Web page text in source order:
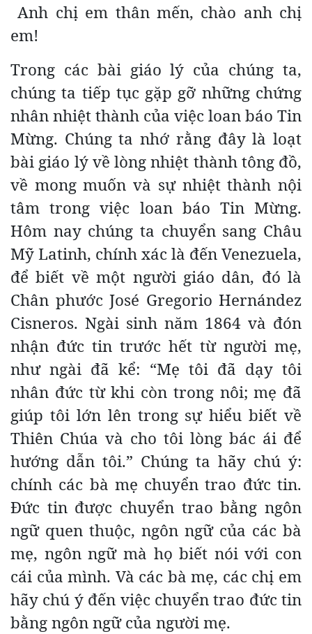
Anh chị em thân mến, chào anh chị
em!
Trong các bài giáo lý của chúng ta,
chúng ta tiếp tục gặp gỡ những chứng
nhân nhiệt thành của việc loan báo Tin
Mừng. Chúng ta nhớ rằng đây là loạt
bài giáo lý về lòng nhiệt thành tông đồ,
về mong muốn và sự nhiệt thành nội
tâm trong việc loan báo Tin Mừng.
Hôm nay chúng ta chuyển sang Châu
Mỹ Latinh, chính xác là đến Venezuela,
để biết về một người giáo dân, đó là
Chân phước José Gregorio Hernández
Cisneros. Ngài sinh năm 1864 và đón
nhận đức tin trước hết từ người mẹ,
như ngài đã kể: “Mẹ tôi đã dạy tôi
nhân đức từ khi còn trong nôi; mẹ đã
giúp tôi lớn lên trong sự hiểu biết về
Thiên Chúa và cho tôi lòng bác ái để
hướng dẫn tôi.” Chúng ta hãy chú ý:
chính các bà mẹ chuyển trao đức tin.
Đức tin được chuyển trao bằng ngôn
ngữ quen thuộc, ngôn ngữ của các bà
mẹ, ngôn ngữ mà họ biết nói với con
cái của mình. Và các bà mẹ, các chị em
hãy chú ý đến việc chuyển trao đức tin
bằng ngôn ngữ của người mẹ.